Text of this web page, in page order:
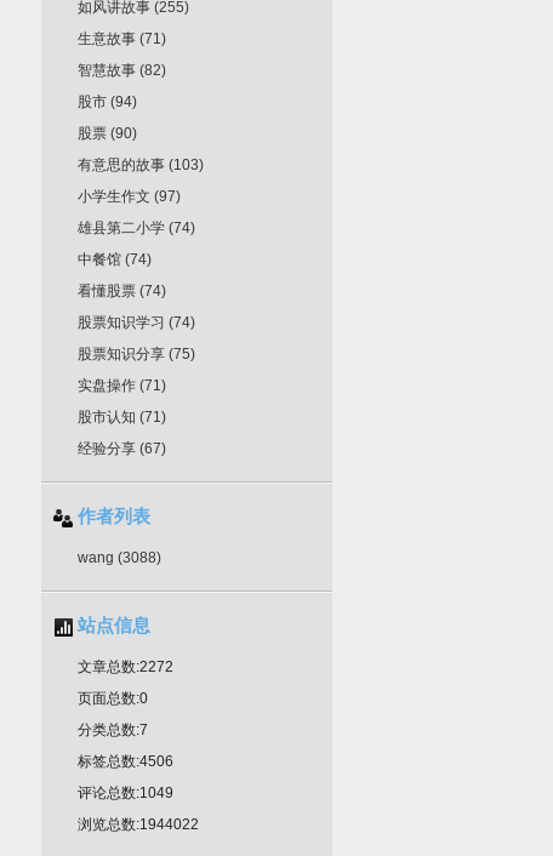
如风讲故事 (255)
生意故事 (71)
智慧故事 (82)
股市 (94)
股票 (90)
有意思的故事 (103)
小学生作文 (97)
雄县第二小学 (74)
中餐馆 (74)
看懂股票 (74)
股票知识学习 (74)
股票知识分享 (75)
实盘操作 (71)
股市认知 (71)
经验分享 (67)
作者列表
wang (3088)
站点信息
文章总数:2272
页面总数:0
分类总数:7
标签总数:4506
评论总数:1049
浏览总数:1944022